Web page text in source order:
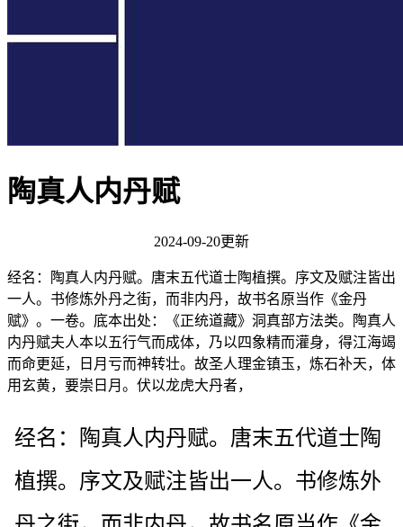
陶真人内丹赋
2024-09-20更新
经名：陶真人内丹赋。唐末五代道士陶植撰。序文及赋注皆出
一人。书修炼外丹之街，而非内丹，故书名原当作《金丹
赋》。一卷。底本出处：《正统道藏》洞真部方法类。陶真人
内丹赋夫人本以五行气而成体，乃以四象精而灌身，得江海竭
而命更延，日月亏而神转壮。故圣人理金镇玉，炼石补天，体
用玄黄，要崇日月。伏以龙虎大丹者，
经名：陶真人内丹赋。唐末五代道士陶
植撰。序文及赋注皆出一人。书修炼外